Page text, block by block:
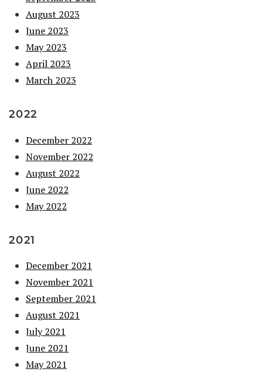
August 2023
June 2023
May 2023
April 2023
March 2023
2022
December 2022
November 2022
August 2022
June 2022
May 2022
2021
December 2021
November 2021
September 2021
August 2021
July 2021
June 2021
May 2021